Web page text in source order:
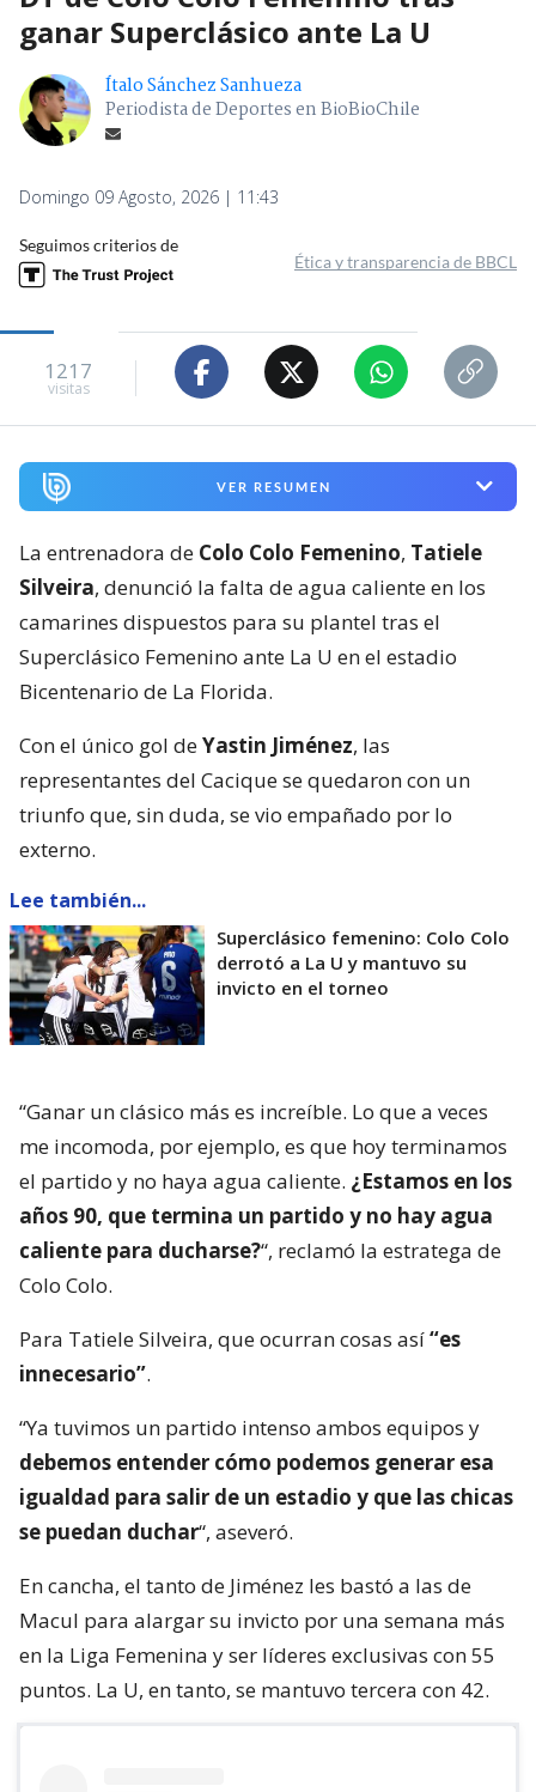
ganar Superclásico ante La U
Ítalo Sánchez Sanhueza
Periodista de Deportes en BioBioChile
Domingo 09 Agosto, 2026 | 11:43
Seguimos criterios de
Ética y transparencia de BBCL
1217
visitas
VER RESUMEN
La entrenadora de Colo Colo Femenino, Tatiele
Silveira, denunció la falta de agua caliente en los
camarines dispuestos para su plantel tras el
Superclásico Femenino ante La U en el estadio
Bicentenario de La Florida.
Con el único gol deYastin Jiménez, las
representantes del Cacique se quedaron con un
triunfo que, sin duda, se vio empañado por lo
externo.
Lee también...
Superclásico femenino: Colo Colo
derrotó a La U y mantuvo su
invicto en el torneo
“Ganar un clásico más es increíble. Lo que a veces
me incomoda, por ejemplo, es que hoy terminamos
el partido y no haya agua caliente. ¿Estamos en los
años 90, que termina un partido y no hay agua
caliente para ducharse?“, reclamó la estratega de
Colo Colo.
Para Tatiele Silveira, que ocurran cosas así“es
innecesario”.
“Ya tuvimos un partido intenso ambos equipos y
debemos entender cómo podemos generar esa
igualdad para salir de un estadio y que las chicas
se puedan duchar“, aseveró.
En cancha, el tanto de Jiménez les bastó a las de
Macul para alargar su invicto por una semana más
en la Liga Femenina y ser líderes exclusivas con 55
puntos. La U, en tanto, se mantuvo tercera con 42.